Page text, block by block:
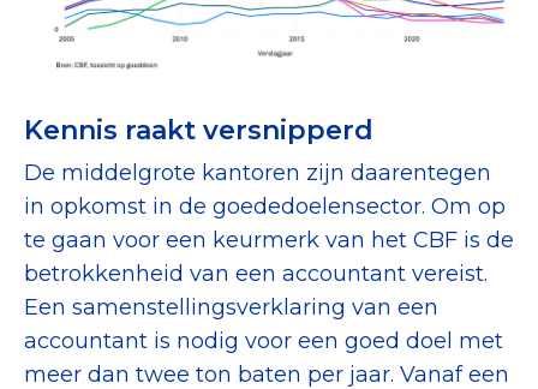
Kennis raakt versnipperd
De middelgrote kantoren zijn daarentegen
in opkomst in de goededoelensector. Om op
te gaan voor een keurmerk van het CBF is de
betrokkenheid van een accountant vereist.
Een samenstellingsverklaring van een
accountant is nodig voor een goed doel met
meer dan twee ton baten per jaar. Vanaf een